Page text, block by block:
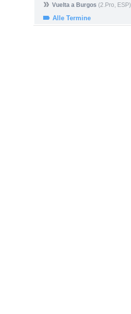
Vuelta a Burgos (2.Pro, ESP)
Alle Termine